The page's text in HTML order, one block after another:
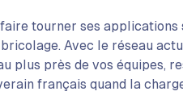
tourner ses applications
Avec le réseau
plus près de vos équipes,
français quand la